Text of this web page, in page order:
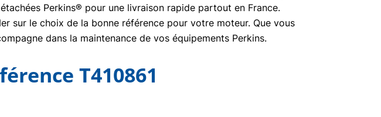
Perkins® pour une livraison rapide partout en France.
sur le choix de la bonne référence pour votre moteur. Que vous
dans la maintenance de vos équipements Perkins.
T410861